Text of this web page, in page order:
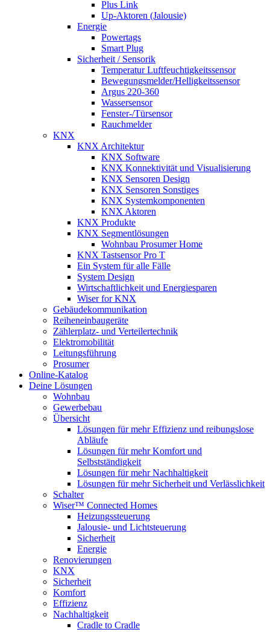
Plus Link
Up-Aktoren (Jalousie)
Energie
Powertags
Smart Plug
Sicherheit / Sensorik
Temperatur Luftfeuchtigkeitssensor
Bewegungsmelder/Helligkeitssensor
Argus 220-360
Wassersensor
Fenster-/Türsensor
Rauchmelder
KNX
KNX Architektur
KNX Software
KNX Konnektivität und Visualisierung
KNX Sensoren Design
KNX Sensoren Sonstiges
KNX Systemkomponenten
KNX Aktoren
KNX Produkte
KNX Segmentlösungen
Wohnbau Prosumer Home
KNX Tastsensor Pro T
Ein System für alle Fälle
System Design
Wirtschaftlichkeit und Energiesparen
Wiser for KNX
Gebäudekommunikation
Reiheneinbaugeräte
Zählerplatz- und Verteilertechnik
Elektromobilität
Leitungsführung
Prosumer
Online-Katalog
Deine Lösungen
Wohnbau
Gewerbebau
Übersicht
Lösungen für mehr Effizienz und reibungslose
Abläufe
Lösungen für mehr Komfort und
Selbstständigkeit
Lösungen für mehr Nachhaltigkeit
Lösungen für mehr Sicherheit und Verlässlichkeit
Schalter
Wiser™ Connected Homes
Heizungssteuerung
Jalousie- und Lichtsteuerung
Sicherheit
Energie
Renovierungen
KNX
Sicherheit
Komfort
Effizienz
Nachhaltigkeit
Cradle to Cradle